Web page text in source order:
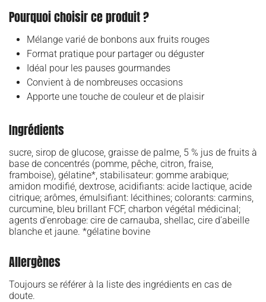
Pourquoi choisir ce produit ?
Mélange varié de bonbons aux fruits rouges
Format pratique pour partager ou déguster
Idéal pour les pauses gourmandes
Convient à de nombreuses occasions
Apporte une touche de couleur et de plaisir
Ingrédients
sucre, sirop de glucose, graisse de palme, 5 % jus de fruits à
base de concentrés (pomme, pêche, citron, fraise,
framboise), gélatine*, stabilisateur: gomme arabique;
amidon modifié, dextrose, acidifiants: acide lactique, acide
citrique; arômes, émulsifiant: lécithines; colorants: carmins,
curcumine, bleu brillant FCF, charbon végétal médicinal;
agents d’enrobage: cire de carnauba, shellac, cire d’abeille
blanche et jaune. *gélatine bovine
Allergènes
Toujours se référer à la liste des ingrédients en cas de
doute.